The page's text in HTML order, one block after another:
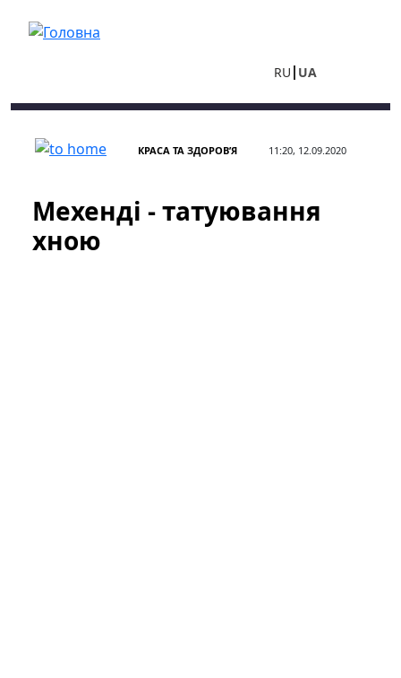
RU UA
КРАСА ТА ЗДОРОВ’Я 11:20, 12.09.2020
Мехенді - татуювання
хною